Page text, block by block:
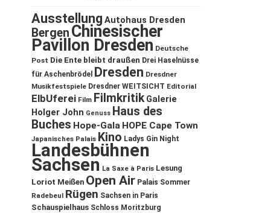
Ausstellung Autohaus Dresden
Bergen Chinesischer
Pavillon Dresden Deutsche
Post Die Ente bleibt draußen Drei Haselnüsse
für Aschenbrödel
Dresden Dresdner
Musikfestspiele Dresdner WEITSICHT Editorial
ElbUferei Film Filmkritik Galerie
Holger John Genuss Haus des
Buches Hope-Gala HOPE Cape Town
Japanisches Palais Kino Ladys Gin Night
Landesbühnen
Sachsen La Saxe à Paris Lesung
Loriot Meißen Open Air Palais Sommer
Radebeul Rügen Sachsen in Paris
Schauspielhaus Schloss Moritzburg